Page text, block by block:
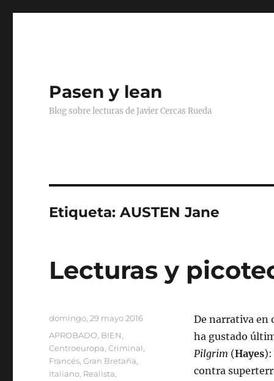
Pasen y lean
Blog sobre lecturas de Javier Cercas Rueda
Etiqueta:AUSTEN Jane
Lecturas y
De narrativa en
ha gustado
Pilgrim (Hayes):
contra
Publicado
domingo, 29 mayo 2016
Categorías
APROBADO BIEN
Centroeuropa ,Criminal
Francés ,Gran Bretaña
Italiano Realista